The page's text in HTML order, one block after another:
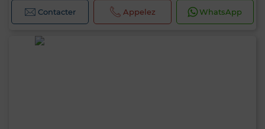
Contacter Appelez WhatsApp